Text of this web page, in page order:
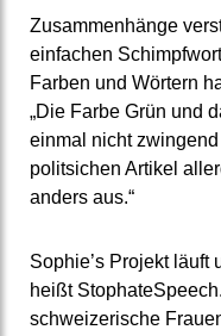
Zusammenhänge
einfachen
Farben und Wörtern
„Die Farbe Grün und
einmal nicht
politsichen Artikel
anders aus.“
Sophie’s Projekt läuft
heißt
schweizerische